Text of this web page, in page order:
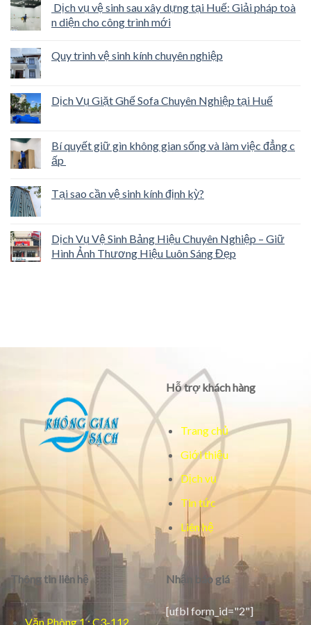
Dịch vụ vệ sinh sau xây dựng tại Huế: Giải pháp toà
n diện cho công trình mới
Quy trình vệ sinh kính chuyên nghiệp
Dịch Vụ Giặt Ghế Sofa Chuyên Nghiệp tại Huế
Bí quyết giữ gìn không gian sống và làm việc đẳng c
ấp
Tại sao cần vệ sinh kính định kỳ?
Dịch Vụ Vệ Sinh Bảng Hiệu Chuyên Nghiệp – Giữ
Hình Ảnh Thương Hiệu Luôn Sáng Đẹp
Hỗ trợ khách hàng
Trang chủ
Giới thiệu
Dịch vụ
Tin tức
Liên hệ
Thông tin liên hệ
Văn Phòng 1 : C3-112
Nhận báo giá
[ufbl form_id="2"]